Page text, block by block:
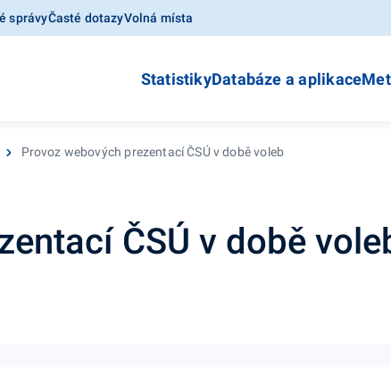
správyČasté dotazyVolná místa
StatistikyDatabáze a aplikace
Provoz webových prezentací ČSÚ v době voleb
ČSÚ v době